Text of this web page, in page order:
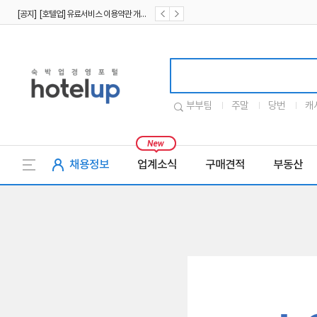
부부팀 주말 당번 캐
채용정보 업계소식 구매견적 부동산